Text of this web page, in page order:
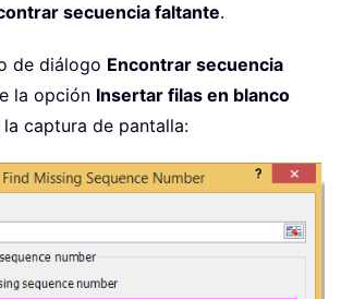
secuencia faltante.
de diálogo Encontrar secuencia
la opción Insertar filas en blanco
la captura de pantalla: